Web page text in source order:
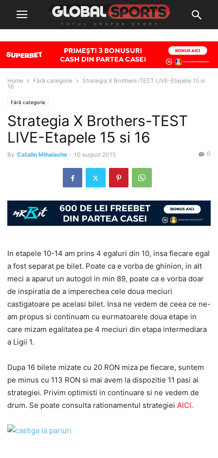
Home Fără categorie
Strategia X Brothers-TEST LIVE-Etapele 15 si
16
Fără categorie
Strategia X Brothers-TEST
LIVE-Etapele 15 si 16
By Catalin Mihalache - 10 august 2015 0
In etapele 10-14 am prins 4 egaluri din 10, insa fiecare egal
a fost separat pe bilet. Poate ca e vorba de ghinion, in alt
meci a aparut un autogol in min 89, poate ca e vorba doar
de inspiratia de a imperechea cele doua meciuri
castigatoare pe acelasi bilet. Insa ne vedem de ceea ce ne-
am propus si continuam cu eurmatoarele doua etape in
care mizam egalitatea pe 4 meciuri din etapa intermediara
a Ligii 1.
Dupa 16 bilete mizate cu 20 RON miza pe fiecare, suntem
pe minus cu 113 RON si mai avem la dispozitie 11 pasi ai
strategiei. Privim optimisti in continuare si ne vedem de
drum. Se poate consulta rationamentul strategiei AICI.